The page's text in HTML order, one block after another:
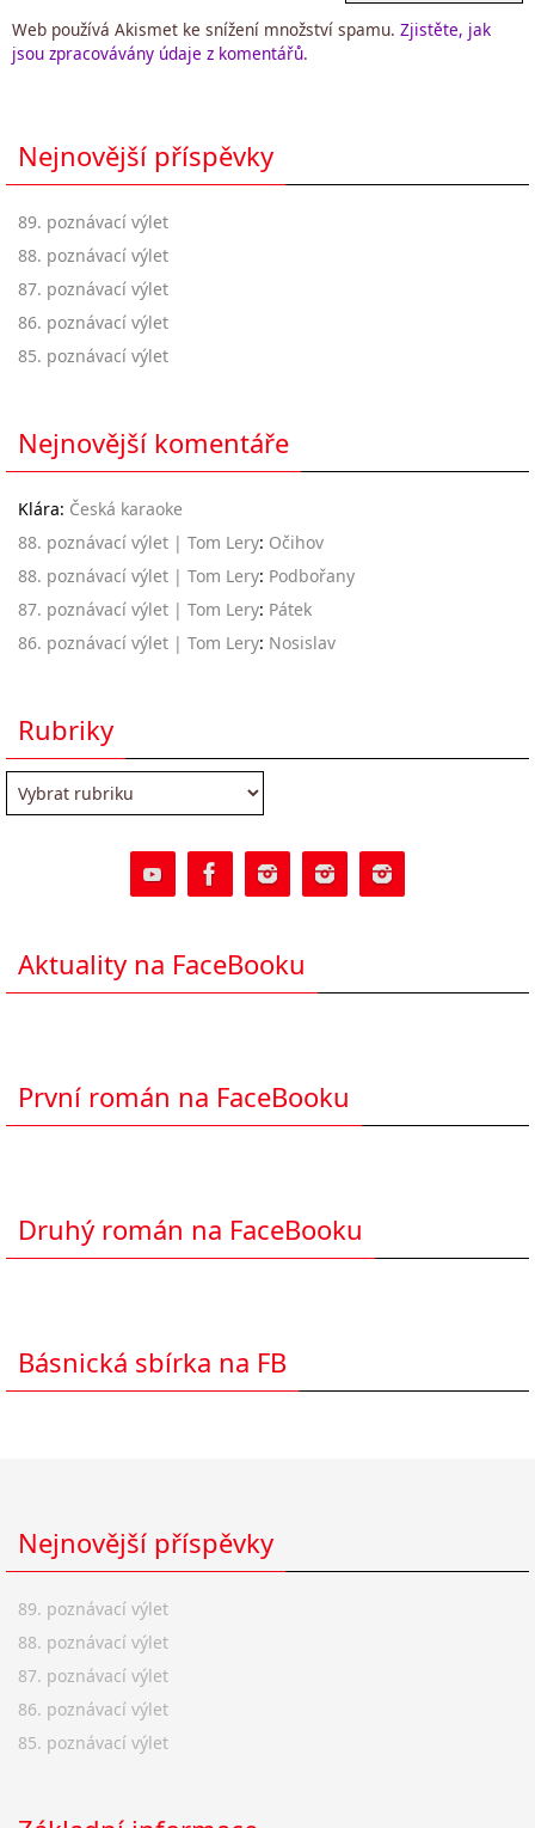
Web používá Akismet ke snížení množství spamu. Zjistěte, jak
jsou zpracovávány údaje z komentářů.
Nejnovější příspěvky
89. poznávací výlet
88. poznávací výlet
87. poznávací výlet
86. poznávací výlet
85. poznávací výlet
Nejnovější komentáře
Klára: Česká karaoke
88. poznávací výlet | Tom Lery: Očihov
88. poznávací výlet | Tom Lery: Podbořany
87. poznávací výlet | Tom Lery: Pátek
86. poznávací výlet | Tom Lery: Nosislav
Rubriky
Rubriky
Aktuality na FaceBooku
První román na FaceBooku
Druhý román na FaceBooku
Básnická sbírka na FB
Nejnovější příspěvky
89. poznávací výlet
88. poznávací výlet
87. poznávací výlet
86. poznávací výlet
85. poznávací výlet